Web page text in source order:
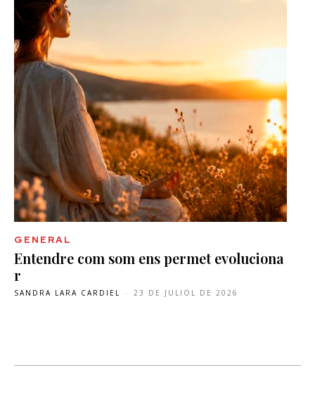
GENERAL
Entendre com som ens permet evoluciona
r
SANDRA LARA CARDIEL - 23 DE JULIOL DE 2026